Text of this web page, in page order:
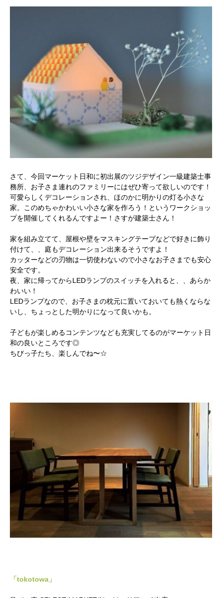
さて、今回マーケット日和に初出展のツジデザイン一級建築士事
務所、お子さま連れのファミリーにはぜひ寄って欲しいのです！
可愛らしくデコレーションされ、ほのかに明かりの灯る小さな
家。このめちゃかわいい小さな家を作ろう！というワークショッ
プを開催してくれるんですよー！さすが建築士さん！
家を組み立てて、屋根や壁をマスキングテープなどで好きに飾り
付けて、、庭もデコレーション出来るそうですよ！
カッターなどの刃物は一切使わないので小さなお子さまでも安心
安全です。
夜、家に帰ってからLEDランプのスイッチを入れると、、あらか
わいい！
LEDランプなので、お子さまの枕元に置いておいても熱くならな
いし、ちょっとした明かりになって良いかも。
子どもが楽しめるコンテンツなども充実してるのがマーケット日
和の良いところです◎
ちびっ子たち、楽しんでね〜☆
「tokotowa」